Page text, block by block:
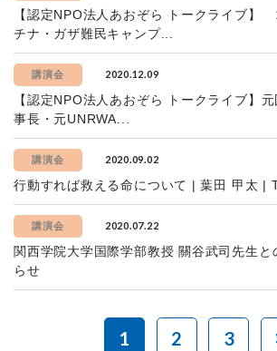
【認定NPO法人あおぞら トークライブ】
チナ・ガザ難民キャンプ...
講演会 2020.12.09
【認定NPO法人あおぞら トークライブ】
事長・元UNRWA...
講演会 2020.09.02
行動すれば救える命について | 葉田 甲太 |
講演会 2020.07.22
関西学院大学国際学部教授 關谷武司先生と
らせ
1 2 3